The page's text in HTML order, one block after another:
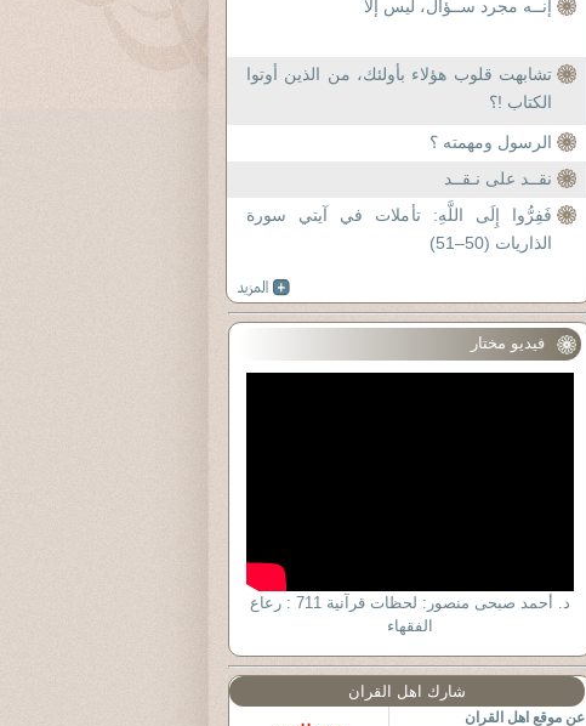
إنــه مجرد ســؤال، ليس إلاّ
تشابهت قلوب هؤلاء بأولئك، من الذين أوتوا
الكتاب !؟
الرسول ومهمته ؟
نقــد على نـقــد
فَفِرُّوا إِلَى اللَّهِ: تأملات في آيتي سورة
الذاريات (50–51)
فيديو مختار
د. أحمد صبحى منصور: لحظات قرآنية 711 : رعاع
الفقهاء
شارك اهل القران
عن موقع اهل القران